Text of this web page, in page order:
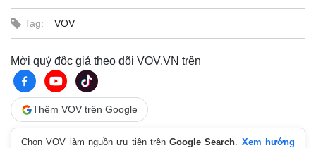
Tag: VOV
Mời quý độc giả theo dõi VOV.VN trên
Thêm VOV trên Google
Chọn VOV làm nguồn ưu tiên trênGoogle Search. Xem hướng